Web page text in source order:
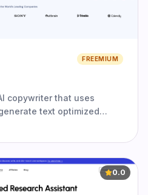
FREEMIUM
copywriter that uses
text optimized
0.0